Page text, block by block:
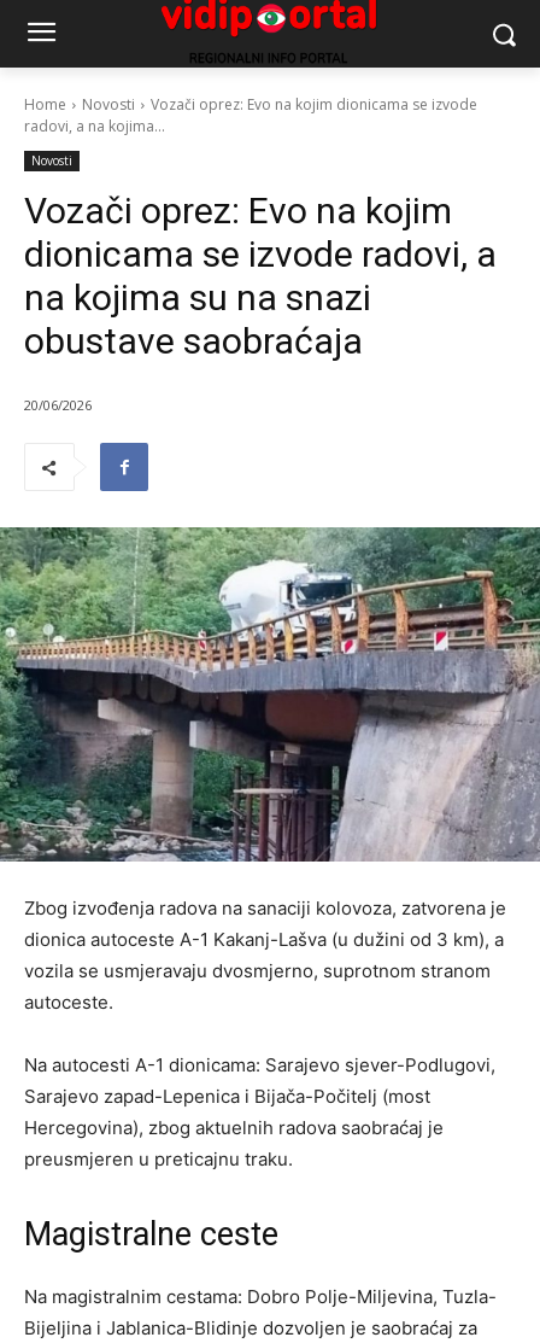
Home Novosti
Vozači oprez: Evo na kojim dionicama se izvode
radovi, a na kojima...
Novosti
Vozači oprez: Evo na kojim
dionicama se izvode radovi, a
na kojima su na snazi
obustave saobraćaja
20/06/2026
Zbog izvođenja radova na sanaciji kolovoza, zatvorena je
dionica autoceste A-1 Kakanj-Lašva (u dužini od 3 km), a
vozila se usmjeravaju dvosmjerno, suprotnom stranom
autoceste.
Na autocesti A-1 dionicama: Sarajevo sjever-Podlugovi,
Sarajevo zapad-Lepenica i Bijača-Počitelj (most
Hercegovina), zbog aktuelnih radova saobraćaj je
preusmjeren u preticajnu traku.
Magistralne ceste
Na magistralnim cestama: Dobro Polje-Miljevina, Tuzla-
Bijeljina i Jablanica-Blidinje dozvoljen je saobraćaj za